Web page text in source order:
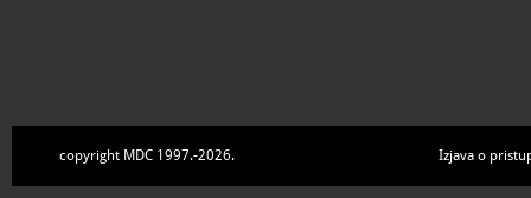
copyright MDC 1997.-2026. Izjava o